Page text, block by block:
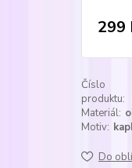
299
Číslo
produktu:
Materiál:
Motiv:
Do